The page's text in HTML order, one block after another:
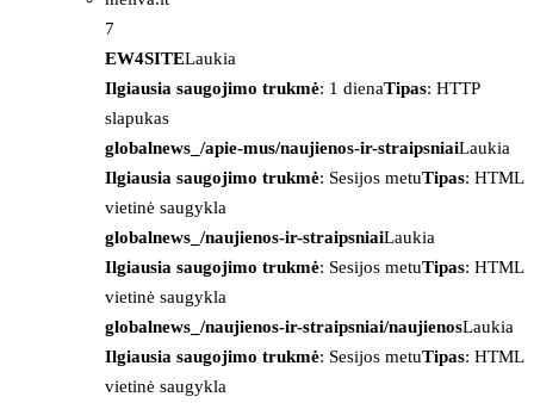
7
EW4SITELaukia
Ilgiausia saugojimo trukmė: 1 dienaTipas: HTTP
slapukas
globalnews_/apie-mus/naujienos-ir-straipsniaiLaukia
Ilgiausia saugojimo trukmė: Sesijos metuTipas: HTML
vietinė saugykla
globalnews_/naujienos-ir-straipsniaiLaukia
Ilgiausia saugojimo trukmė: Sesijos metuTipas: HTML
vietinė saugykla
globalnews_/naujienos-ir-straipsniai/naujienosLaukia
Ilgiausia saugojimo trukmė: Sesijos metuTipas: HTML
vietinė saugykla